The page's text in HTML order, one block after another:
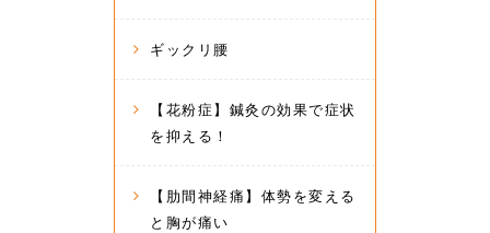
ギックリ腰
【花粉症】鍼灸の効果で症状
を抑える！
【肋間神経痛】体勢を変える
と胸が痛い